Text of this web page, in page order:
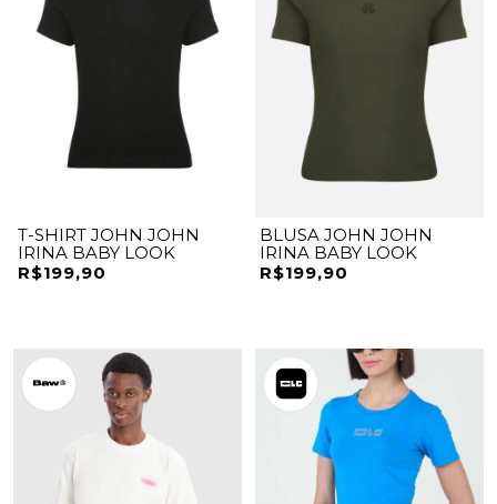
T-SHIRT JOHN JOHN
IRINA BABY LOOK
R$199,90
BLUSA JOHN JOHN
IRINA BABY LOOK
R$199,90